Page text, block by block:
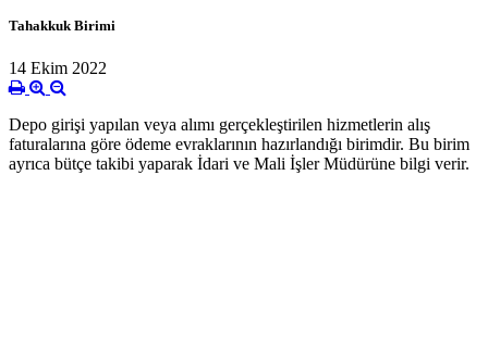
Tahakkuk Birimi
14 Ekim 2022
Depo girişi yapılan veya alımı gerçekleştirilen hizmetlerin alış
faturalarına göre ödeme evraklarının hazırlandığı birimdir. Bu birim
ayrıca bütçe takibi yaparak İdari ve Mali İşler Müdürüne bilgi verir.